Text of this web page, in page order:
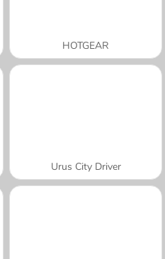
HOTGEAR
Urus City Driver